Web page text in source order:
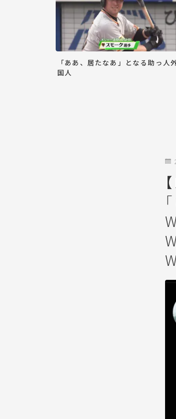
「ああ、居たなあ」となる助っ人
国人